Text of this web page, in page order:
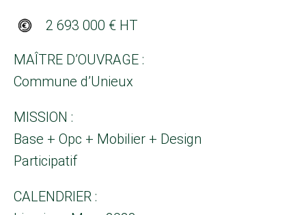
2 693 000 € HT
MAÎTRE D’OUVRAGE :
Commune d’Unieux
MISSION :
Base + Opc + Mobilier + Design
Participatif
CALENDRIER :